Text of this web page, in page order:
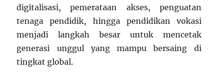
digitalisasi, pemerataan akses, penguatan
tenaga pendidik, hingga pendidikan vokasi
menjadi langkah besar untuk mencetak
generasi unggul yang mampu bersaing di
tingkat global.